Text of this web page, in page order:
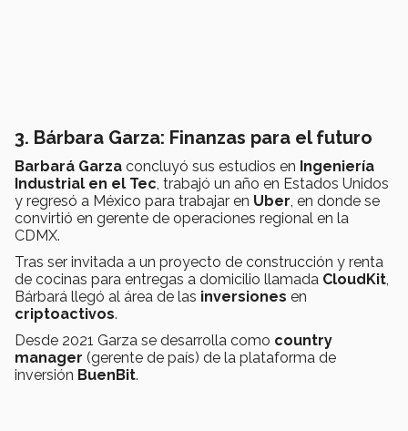
3. Bárbara Garza: Finanzas para el futuro
Barbará Garza concluyó sus estudios en Ingeniería
Industrial en el Tec , trabajó un año en Estados Unidos
y regresó a México para trabajar en Uber , en donde se
convirtió en gerente de operaciones regional en la
CDMX.
Tras ser invitada a un proyecto de construcción y renta
de cocinas para entregas a domicilio llamada CloudKit
Bárbará llegó al área de las inversiones en
criptoactivos.
Desde 2021 Garza se desarrolla como country
manager (gerente de país) de la plataforma de
inversión BuenBit.